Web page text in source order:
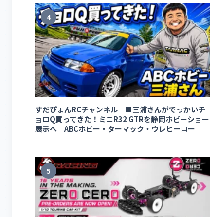
4
すだぴょんRCチャンネル ■三浦さんがでっかいチ
ョロQ買ってきた！ミニR32 GTRを静岡ホビーショー
展示へ ABCホビー・ターマック・ウレヒーロー
5